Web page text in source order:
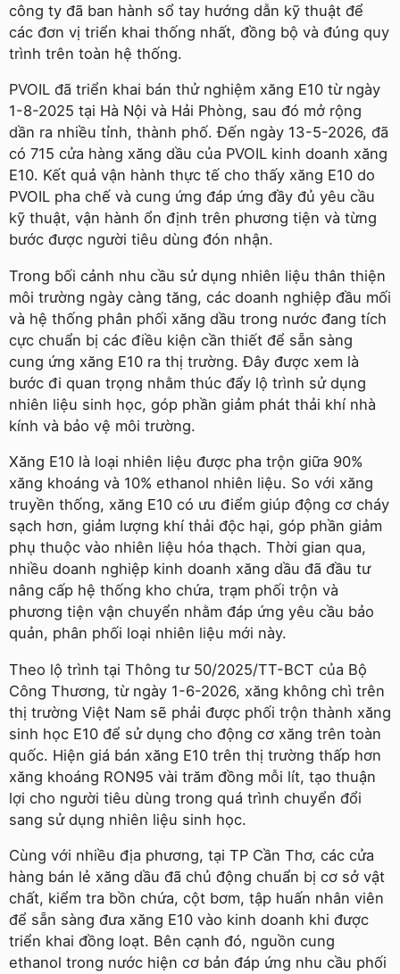
công ty đã ban hành sổ tay hướng dẫn kỹ thuật để
các đơn vị triển khai thống nhất, đồng bộ và đúng quy
trình trên toàn hệ thống.
PVOIL đã triển khai bán thử nghiệm xăng E10 từ ngày
1-8-2025 tại Hà Nội và Hải Phòng, sau đó mở rộng
dần ra nhiều tỉnh, thành phố. Đến ngày 13-5-2026, đã
có 715 cửa hàng xăng dầu của PVOIL kinh doanh xăng
E10. Kết quả vận hành thực tế cho thấy xăng E10 do
PVOIL pha chế và cung ứng đáp ứng đầy đủ yêu cầu
kỹ thuật, vận hành ổn định trên phương tiện và từng
bước được người tiêu dùng đón nhận.
Trong bối cảnh nhu cầu sử dụng nhiên liệu thân thiện
môi trường ngày càng tăng, các doanh nghiệp đầu mối
và hệ thống phân phối xăng dầu trong nước đang tích
cực chuẩn bị các điều kiện cần thiết để sẵn sàng
cung ứng xăng E10 ra thị trường. Đây được xem là
bước đi quan trọng nhằm thúc đẩy lộ trình sử dụng
nhiên liệu sinh học, góp phần giảm phát thải khí nhà
kính và bảo vệ môi trường.
Xăng E10 là loại nhiên liệu được pha trộn giữa 90%
xăng khoáng và 10% ethanol nhiên liệu. So với xăng
truyền thống, xăng E10 có ưu điểm giúp động cơ cháy
sạch hơn, giảm lượng khí thải độc hại, góp phần giảm
phụ thuộc vào nhiên liệu hóa thạch. Thời gian qua,
nhiều doanh nghiệp kinh doanh xăng dầu đã đầu tư
nâng cấp hệ thống kho chứa, trạm phối trộn và
phương tiện vận chuyển nhằm đáp ứng yêu cầu bảo
quản, phân phối loại nhiên liệu mới này.
Theo lộ trình tại Thông tư 50/2025/TT-BCT của Bộ
Công Thương, từ ngày 1-6-2026, xăng không chì trên
thị trường Việt Nam sẽ phải được phối trộn thành xăng
sinh học E10 để sử dụng cho động cơ xăng trên toàn
quốc. Hiện giá bán xăng E10 trên thị trường thấp hơn
xăng khoáng RON95 vài trăm đồng mỗi lít, tạo thuận
lợi cho người tiêu dùng trong quá trình chuyển đổi
sang sử dụng nhiên liệu sinh học.
Cùng với nhiều địa phương, tại TP Cần Thơ, các cửa
hàng bán lẻ xăng dầu đã chủ động chuẩn bị cơ sở vật
chất, kiểm tra bồn chứa, cột bơm, tập huấn nhân viên
để sẵn sàng đưa xăng E10 vào kinh doanh khi được
triển khai đồng loạt. Bên cạnh đó, nguồn cung
ethanol trong nước hiện cơ bản đáp ứng nhu cầu phối